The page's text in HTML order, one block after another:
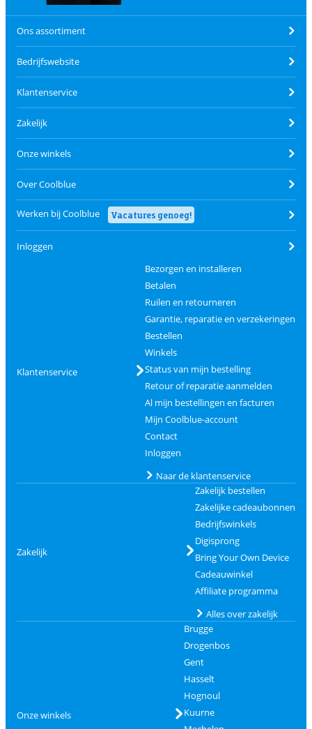
Ons assortiment
Bedrijfswebsite
Klantenservice
Zakelijk
Onze winkels
Over Coolblue
Werken bij Coolblue Vacatures genoeg!
Inloggen
Klantenservice
Bezorgen en installeren
Betalen
Ruilen en retourneren
Garantie, reparatie en verzekeringen
Bestellen
Winkels
Status van mijn bestelling
Retour of reparatie aanmelden
Al mijn bestellingen en facturen
Mijn Coolblue-account
Contact
Inloggen
Naar de klantenservice
Zakelijk
Zakelijk bestellen
Zakelijke cadeaubonnen
Bedrijfswinkels
Digisprong
Bring Your Own Device
Cadeauwinkel
Affiliate programma
Alles over zakelijk
Onze winkels
Brugge
Drogenbos
Gent
Hasselt
Hognoul
Kuurne